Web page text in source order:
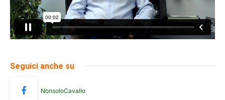
Seguici anche su
NonsoloCavallo